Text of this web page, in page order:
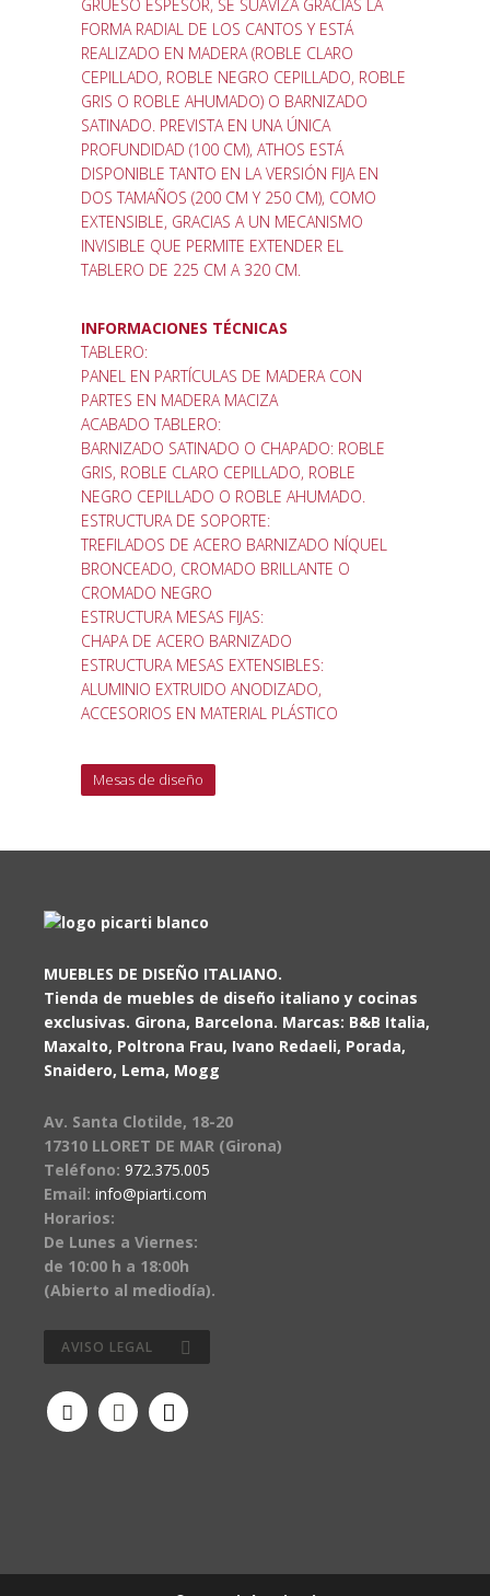
GRUESO ESPESOR, SE SUAVIZA GRACIAS LA
FORMA RADIAL DE LOS CANTOS Y ESTÁ
REALIZADO EN MADERA (ROBLE CLARO
CEPILLADO, ROBLE NEGRO CEPILLADO, ROBLE
GRIS O ROBLE AHUMADO) O BARNIZADO
SATINADO. PREVISTA EN UNA ÚNICA
PROFUNDIDAD (100 CM), ATHOS ESTÁ
DISPONIBLE TANTO EN LA VERSIÓN FIJA EN
DOS TAMAÑOS (200 CM Y 250 CM), COMO
EXTENSIBLE, GRACIAS A UN MECANISMO
INVISIBLE QUE PERMITE EXTENDER EL
TABLERO DE 225 CM A 320 CM.
INFORMACIONES TÉCNICAS
TABLERO:
PANEL EN PARTÍCULAS DE MADERA CON
PARTES EN MADERA MACIZA
ACABADO TABLERO:
BARNIZADO SATINADO O CHAPADO: ROBLE
GRIS, ROBLE CLARO CEPILLADO, ROBLE
NEGRO CEPILLADO O ROBLE AHUMADO.
ESTRUCTURA DE SOPORTE:
TREFILADOS DE ACERO BARNIZADO NÍQUEL
BRONCEADO, CROMADO BRILLANTE O
CROMADO NEGRO
ESTRUCTURA MESAS FIJAS:
CHAPA DE ACERO BARNIZADO
ESTRUCTURA MESAS EXTENSIBLES:
ALUMINIO EXTRUIDO ANODIZADO,
ACCESORIOS EN MATERIAL PLÁSTICO
Mesas de diseño
MUEBLES DE DISEÑO ITALIANO.
Tienda de muebles de diseño italiano y cocinas
exclusivas. Girona, Barcelona. Marcas: B&B Italia,
Maxalto, Poltrona Frau, Ivano Redaeli, Porada,
Snaidero, Lema, Mogg
Av. Santa Clotilde, 18-20
17310 LLORET DE MAR (Girona)
Teléfono: 972.375.005
Email: info@piarti.com
Horarios:
De Lunes a Viernes:
de 10:00 h a 18:00h
(Abierto al mediodía).
AVISO LEGAL